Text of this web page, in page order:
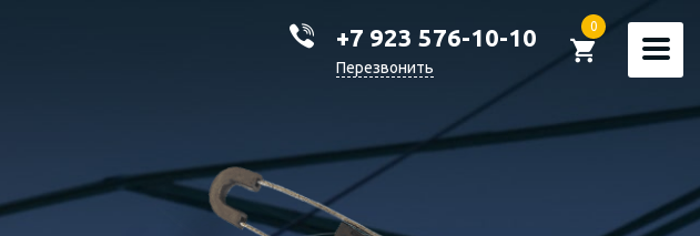
+7 923 576-10-10
Перезвонить
0